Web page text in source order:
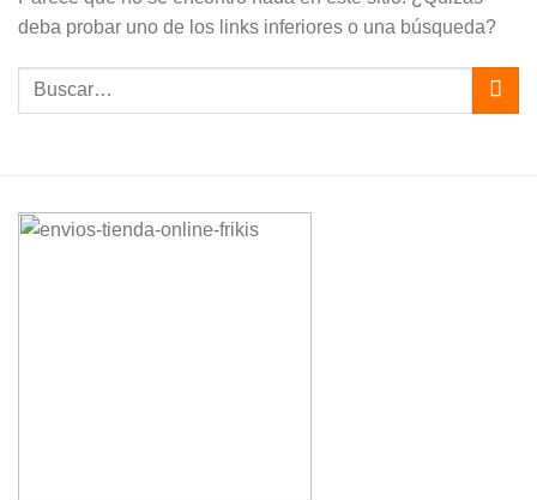
deba probar uno de los links inferiores o una búsqueda?